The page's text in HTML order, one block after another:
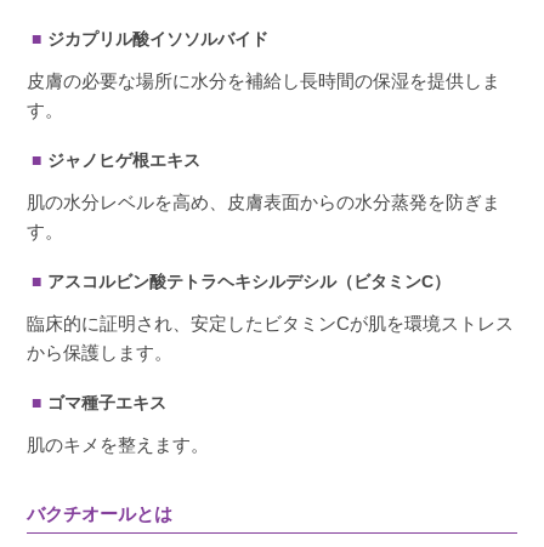
ジカプリル酸イソソルバイド
皮膚の必要な場所に水分を補給し長時間の保湿を提供しま
す。
ジャノヒゲ根エキス
肌の水分レベルを高め、皮膚表面からの水分蒸発を防ぎま
す。
アスコルビン酸テトラヘキシルデシル（ビタミンC）
臨床的に証明され、安定したビタミンCが肌を環境ストレス
から保護します。
ゴマ種子エキス
肌のキメを整えます。
バクチオールとは